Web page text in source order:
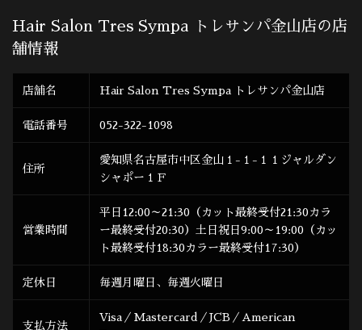
Hair Salon Tres Sympa トレサンパ金山店の店
舗情報
店舗名 Hair Salon Tres Sympa トレサンパ金山店
電話番号 052-322-1098
住所
愛知県名古屋市中区金山１-１-１１ジャルダン
シャポー１Ｆ
営業時間
平日12:00～21:30（カット最終受付21:30カラ
ー最終受付20:30）土日祝日9:00～19:00（カッ
ト最終受付18:30カラー最終受付17:30）
定休日 毎週月曜日、毎週火曜日
支払方法
Visa／Mastercard／JCB／American